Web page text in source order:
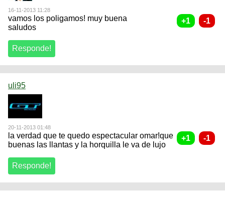
16-11-2013 11:28
vamos los poligamos! muy buena
saludos
uli95
20-11-2013 01:48
la verdad que te quedo espectacular omar!que
buenas las llantas y la horquilla le va de lujo